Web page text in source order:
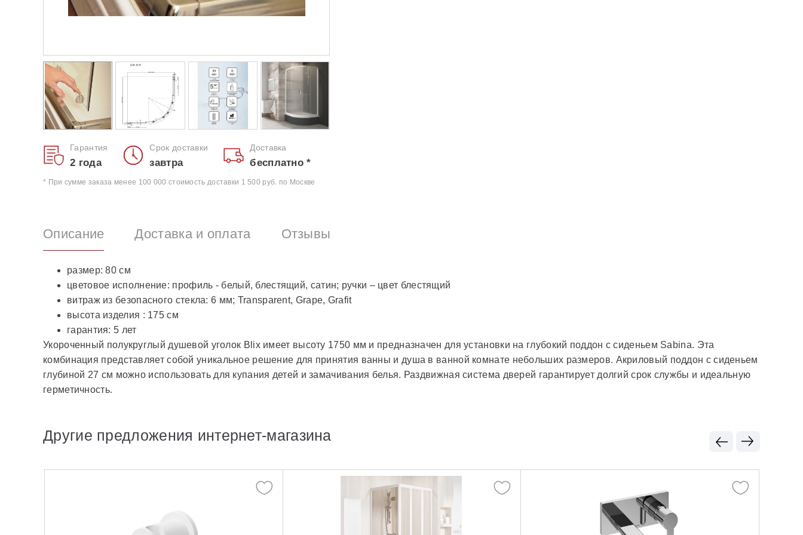
Гарантия
2 года
Срок доставки
завтра
Доставка
бесплатно *
* При сумме заказа менее 100 000 стоимость доставки 1 500 руб. по Москве
Описание Доставка и оплата Отзывы
размер: 80 см
цветовое исполнение: профиль - белый, блестящий, сатин; ручки – цвет блестящий
витраж из безопасного стекла: 6 мм; Transparent, Grape, Grafit
высота изделия : 175 см
гарантия: 5 лет
Укороченный полукруглый душевой уголок Blix имеет высоту 1750 мм и предназначен для установки на глубокий поддон с сиденьем Sabina. Эта
комбинация представляет собой уникальное решение для принятия ванны и душа в ванной комнате небольших размеров. Акриловый поддон с сиденьем
глубиной 27 см можно использовать для купания детей и замачивания белья. Раздвижная система дверей гарантирует долгий срок службы и идеальную
герметичность.
Другие предложения интернет-магазина